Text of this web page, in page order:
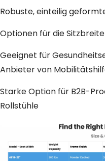
Robuste, einteilig
Optionen für die Sitzbreite
Geeignet für
Anbieter von
Starke Option für B2B-
Rollstühle